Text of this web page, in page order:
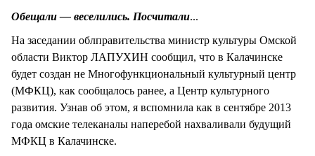
Обещали — веселились. Посчитали...
На заседании облправительства министр культуры Омской
области Виктор ЛАПУХИН сообщил, что в Калачинске
будет создан не Многофункциональный культурный центр
(МФКЦ), как сообщалось ранее, а Центр культурного
развития. Узнав об этом, я вспомнила как в сентябре 2013
года омские телеканалы наперебой нахваливали будущий
МФКЦ в Калачинске.